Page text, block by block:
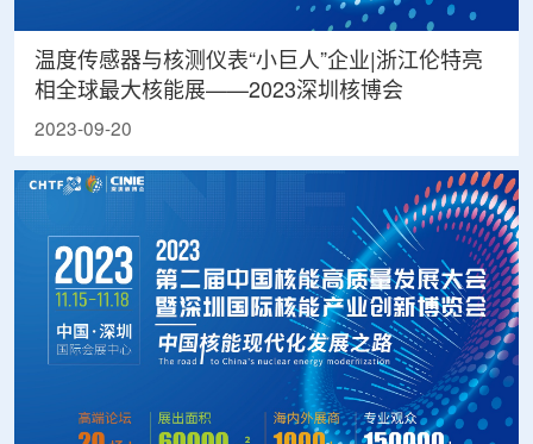
温度传感器与核测仪表“小巨人”企业|浙江伦特亮
相全球最大核能展——2023深圳核博会
2023-09-20